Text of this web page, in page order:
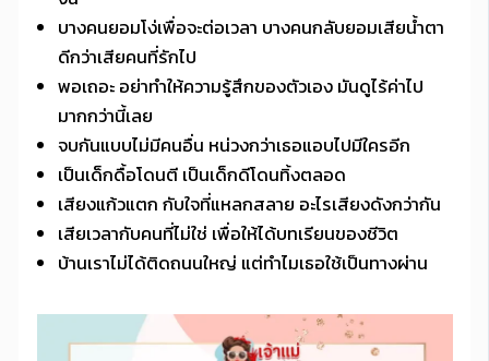
บางคนยอมโง่เพื่อจะต่อเวลา บางคนกลับยอมเสียน้ำตา
ดีกว่าเสียคนที่รักไป
พอเถอะ อย่าทำให้ความรู้สึกของตัวเอง มันดูไร้ค่าไป
มากกว่านี้เลย
จบกันแบบไม่มีคนอื่น หน่วงกว่าเธอแอบไปมีใครอีก
เป็นเด็กดื้อโดนตี เป็นเด็กดีโดนทิ้งตลอด
เสียงแก้วแตก กับใจที่แหลกสลาย อะไรเสียงดังกว่ากัน
เสียเวลากับคนที่ไม่ใช่ เพื่อให้ได้บทเรียนของชีวิต
บ้านเราไม่ได้ติดถนนใหญ่ แต่ทำไมเธอใช้เป็นทางผ่าน